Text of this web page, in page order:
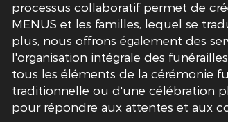
processus collaboratif permet de
MENUS et les familles, lequel se
plus, nous offrons également des
l'organisation intégrale des
tous les éléments de la cérémonie
traditionnelle ou d'une célébration
pour répondre aux attentes et aux